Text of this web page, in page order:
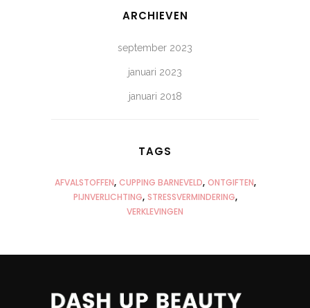
ARCHIEVEN
september 2023
januari 2023
januari 2018
TAGS
AFVALSTOFFEN CUPPING BARNEVELD ONTGIFTEN
PIJNVERLICHTING STRESSVERMINDERING
VERKLEVINGEN